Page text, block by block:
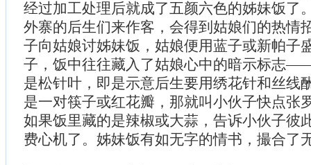
经过加工处理后就成了五颜六色的姊妹饭了
外寨的后生们来作客，会得到姑娘们的热情
子向姑娘讨姊妹饭，姑娘便用蓝子或新帕子
子，饭中往往藏入了姑娘心中的暗示标志
是松针叶，即是示意后生要用绣花针和丝线
是一对筷子或红花瓣，那就叫小伙子快点张
如果饭里藏的是辣椒或大蒜，告诉小伙子彼
费心机了。姊妹饭有如无字的情书，撮合了